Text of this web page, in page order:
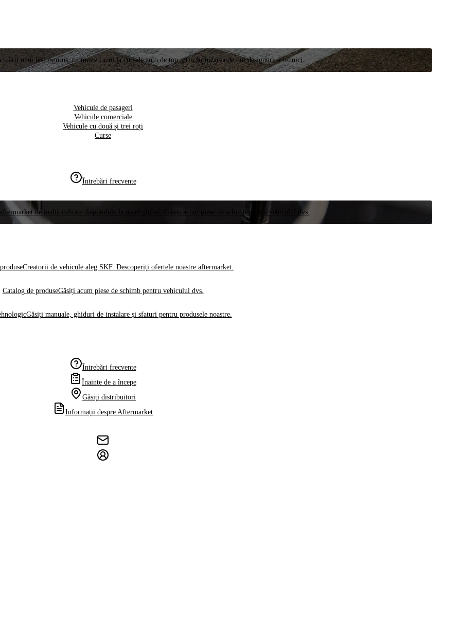
unui test riguros, cu meste cazul la cursele auto de top, prin furnizarea de noi designuri și tehnici.
Vehicule de pasageri
Vehicule comerciale
Vehicule cu două și trei roți
Curse
Întrebări frecvente
de înaltă calitate disponibile la nivel global. Găsiți acum piese de schimb pentru vehiculul dvs.
Creatorii de vehicule aleg SKF. Descoperiți ofertele noastre aftermarket.
Catalog de produseGăsiți acum piese de schimb pentru vehiculul dvs.
Găsiți manuale, ghiduri de instalare și sfaturi pentru produsele noastre.
Întrebări frecvente
Înainte de a începe
Găsiți distribuitori
Informații despre Aftermarket